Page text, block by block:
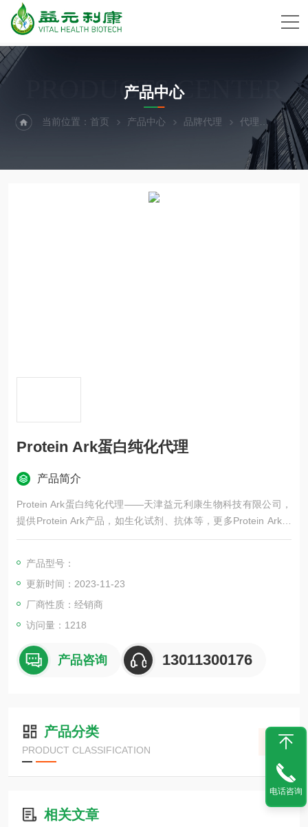
PRODUCTS CENTER
产品中心
当前位置：首页 产品中心 品牌代理 代理
Protein Ark蛋白纯化代理
产品简介
Protein Ark蛋白纯化代理——天津益元利康生物科技有限公司，
提供Protein Ark产品，如生化试剂、抗体等，更多Protein Ark品
牌产品等，欢迎咨询！
产品型号：
更新时间：2023-11-23
厂商性质：经销商
访问量：1218
产品咨询 13011300176
产品分类
PRODUCT CLASSIFICATION
相关文章
电话咨询